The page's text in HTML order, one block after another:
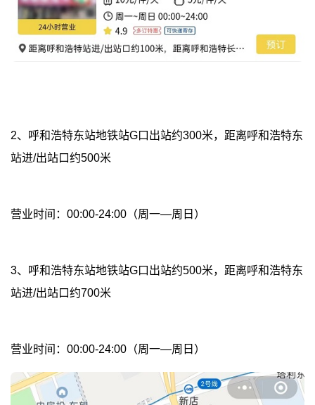
2、呼和浩特东站地铁站G口出站约300米，距离呼和浩特东
站进/出站口约500米
营业时间：00:00-24:00（周一—周日）
3、呼和浩特东站地铁站G口出站约500米，距离呼和浩特东
站进/出站口约700米
营业时间：00:00-24:00（周一—周日）